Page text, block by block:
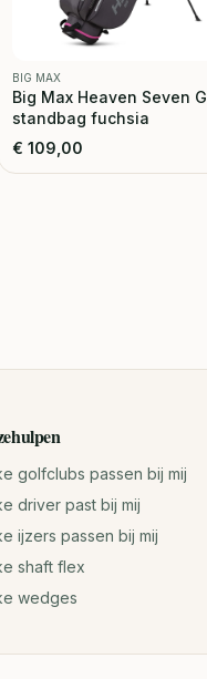
BIG MAX
Big Max Heaven Seven G
standbag fuchsia
€ 109,00
golfclubs passen bij mij
driver past bij mij
ijzers passen bij mij
shaft flex
wedges